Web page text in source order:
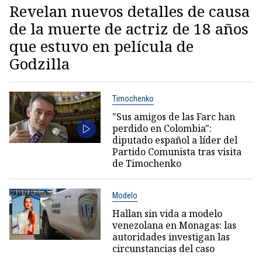
Revelan nuevos detalles de causa
de la muerte de actriz de 18 años
que estuvo en película de
Godzilla
Timochenko
"Sus amigos de las Farc han
perdido en Colombia":
diputado español a líder del
Partido Comunista tras visita
de Timochenko
Modelo
Hallan sin vida a modelo
venezolana en Monagas: las
autoridades investigan las
circunstancias del caso